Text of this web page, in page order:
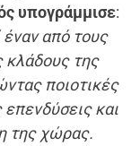
υπογράμμισε:
από τους
κλάδους της
ποιοτικές
και
της χώρας.